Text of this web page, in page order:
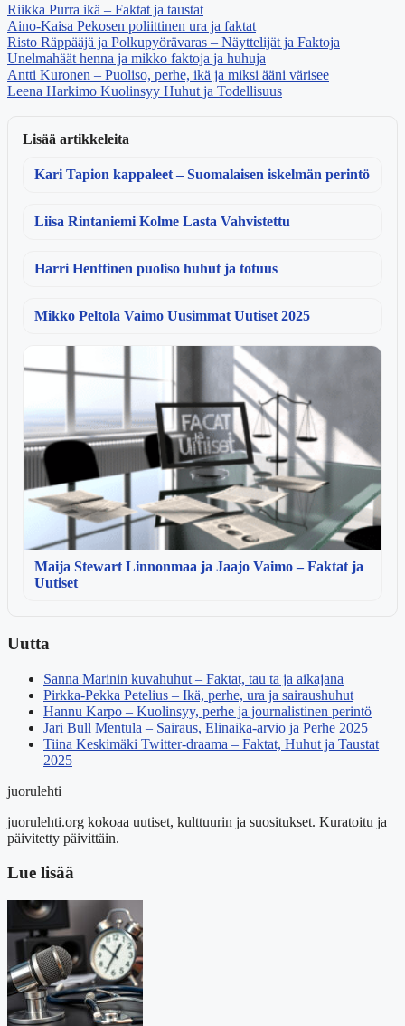
Riikka Purra ikä – Faktat ja taustat
Aino-Kaisa Pekosen poliittinen ura ja faktat
Risto Räppääjä ja Polkupyörävaras – Näyttelijät ja Faktoja
Unelmahäät henna ja mikko faktoja ja huhuja
Antti Kuronen – Puoliso, perhe, ikä ja miksi ääni värisee
Leena Harkimo Kuolinsyy Huhut ja Todellisuus
Lisää artikkeleita
Kari Tapion kappaleet – Suomalaisen iskelmän perintö
Liisa Rintaniemi Kolme Lasta Vahvistettu
Harri Henttinen puoliso huhut ja totuus
Mikko Peltola Vaimo Uusimmat Uutiset 2025
Maija Stewart Linnonmaa ja Jaajo Vaimo – Faktat ja
Uutiset
Uutta
Sanna Marinin kuvahuhut – Faktat, tau ta ja aikajana
Pirkka-Pekka Petelius – Ikä, perhe, ura ja sairaushuhut
Hannu Karpo – Kuolinsyy, perhe ja journalistinen perintö
Jari Bull Mentula – Sairaus, Elinaika-arvio ja Perhe 2025
Tiina Keskimäki Twitter-draama – Faktat, Huhut ja Taustat
2025
juorulehti
juorulehti.org kokoaa uutiset, kulttuurin ja suositukset. Kuratoitu ja
päivitetty päivittäin.
Lue lisää